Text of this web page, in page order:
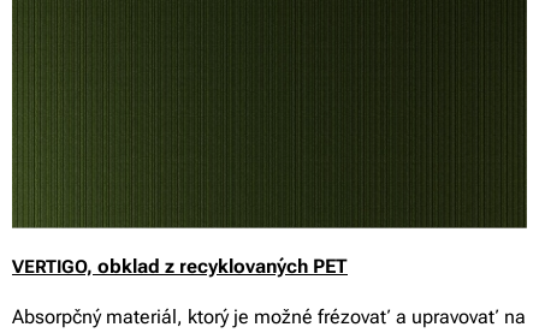
VERTIGO, obklad z recyklovaných PET
Absorpčný materiál, ktorý je možné frézovať a upravovať na